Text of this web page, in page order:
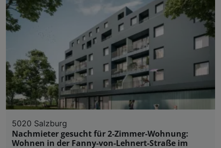
5020 Salzburg
Nachmieter gesucht für 2-Zimmer-Wohnung:
Wohnen in der Fanny-von-Lehnert-Straße im